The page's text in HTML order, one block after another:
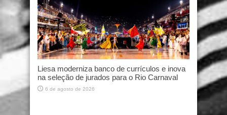
Liesa moderniza banco de currículos e inova
na seleção de jurados para o Rio Carnaval
6 de agosto de 2026